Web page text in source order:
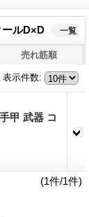
ールD×D 一覧
売れ筋順
表示件数:
甲 武器 コ
(1件/1件)